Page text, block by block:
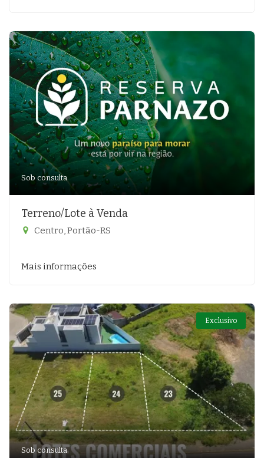
Sob consulta
Terreno/Lote à Venda
Centro, Portão-RS
Mais informações
Exclusivo
Sob consulta